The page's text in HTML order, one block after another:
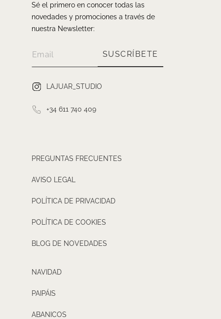
Sé el primero en conocer todas las
novedades y promociones a través de
nuestra Newsletter:
SUSCRÍBETE
LAJUAR_STUDIO
+34 611 740 409
PREGUNTAS FRECUENTES
AVISO LEGAL
POLÍTICA DE PRIVACIDAD
POLÍTICA DE COOKIES
BLOG DE NOVEDADES
NAVIDAD
PAIPÁIS
ABANICOS